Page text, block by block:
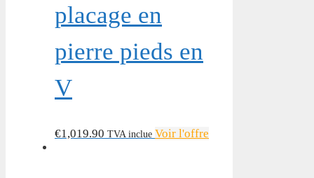
placage en
pierre pieds en
V
€1,019.90 TVA inclue Voir l'offre